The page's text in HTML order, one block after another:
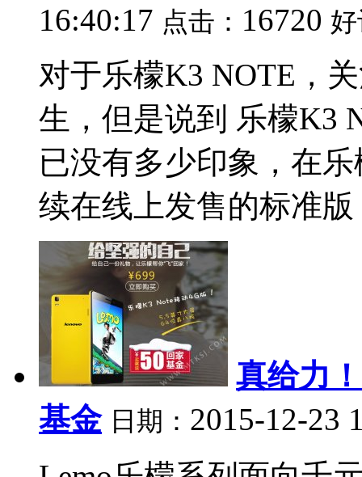
16:40:17 点击： 16720
对于乐檬K3 NOTE，
生，但是说到 乐檬K3
已没有多少印象，在
续在线上发售的标准
真给力
基金 日期： 2015-12-23